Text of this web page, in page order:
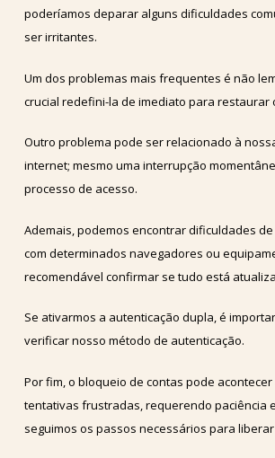
poderíamos deparar alguns dificuldades
ser irritantes.
Um dos problemas mais frequentes é não
crucial redefini-la de imediato para restaurar
Outro problema pode ser relacionado à
internet; mesmo uma interrupção
processo de acesso.
Ademais, podemos encontrar dificuldades
com determinados navegadores ou
recomendável confirmar se tudo está
Se ativarmos a autenticação dupla, é
verificar nosso método de autenticação.
Por fim, o bloqueio de contas pode
tentativas frustradas, requerendo paciência
seguimos os passos necessários para